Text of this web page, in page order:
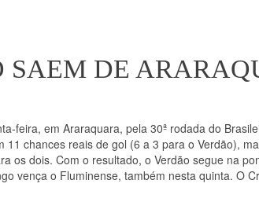
SAEM DE
feira, em Araraquara, pela 30ª rodada do
chances reais de gol (6 a 3 para o Verdão),
os dois. Com o resultado, o Verdão segue na
vença o Fluminense, também nesta quinta. O